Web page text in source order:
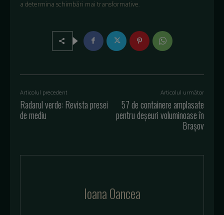
a determina schimbări mai transformative.
Articolul precedent
Radarul verde: Revista presei
de mediu
Articolul următor
57 de containere amplasate
pentru deșeuri voluminoase în
Brașov
Ioana Oancea